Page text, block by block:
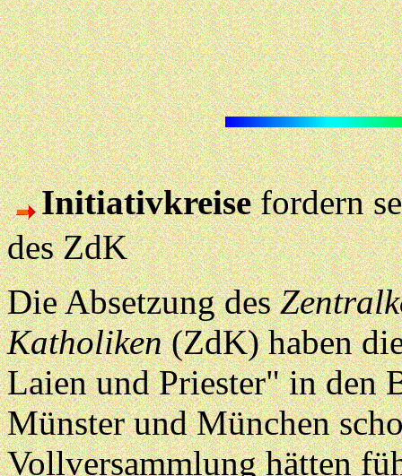
Initiativkreisefordern
des ZdK
Die Absetzung des
Katholiken(ZdK) haben
Laien und Priester" in den
Münster und München
Vollversammlung hätten